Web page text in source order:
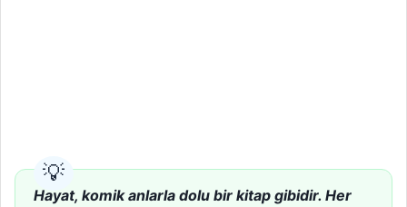
Hayat, komik anlarla dolu bir kitap gibidir. Her